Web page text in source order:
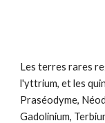
Les terres rares
l'yttrium, et les
Praséodyme,
Gadolinium,